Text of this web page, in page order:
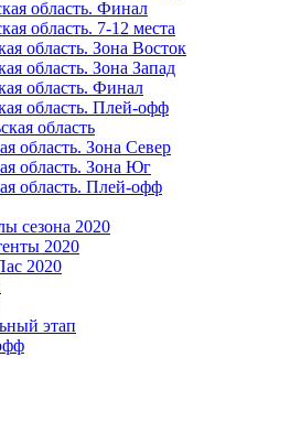
область. Финал
область. 7-12 места
область. Зона Восток
область. Зона Запад
область. Финал
область. Плей-офф
область
область. Зона Север
область. Зона Юг
область. Плей-офф
сезона 2020
2020
2020
этап